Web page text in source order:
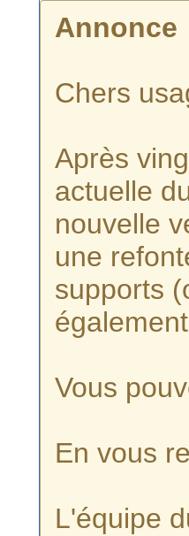
Annonce
Chers
Après
actuelle
nouvelle
une
supports
Vous
En vous
L'équipe